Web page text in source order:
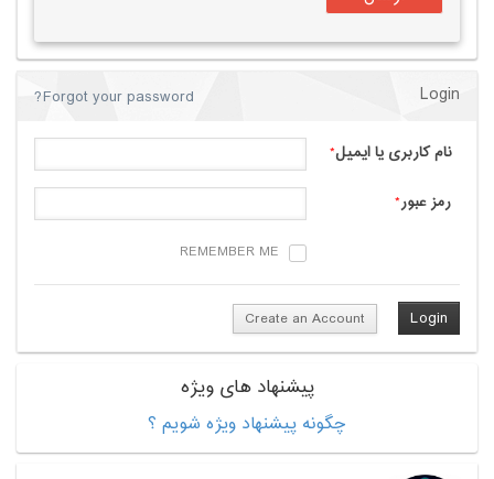
Login
Forgot your password?
نام کاربری یا ایمیل*
رمز عبور*
REMEMBER ME
Create an Account
پیشنهاد های ویژه
چگونه پیشنهاد ویژه شویم ؟